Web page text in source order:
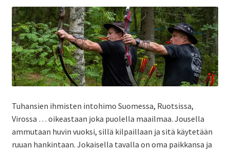
Tuhansien ihmisten intohimo Suomessa, Ruotsissa,
Virossa … oikeastaan joka puolella maailmaa. Jousella
ammutaan huvin vuoksi, sillä kilpaillaan ja sitä käytetään
ruuan hankintaan. Jokaisella tavalla on oma paikkansa ja